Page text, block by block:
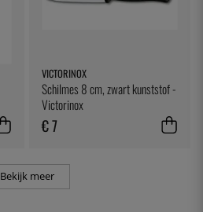
VICTORINOX
Schilmes 8 cm, zwart kunststof -
Victorinox
€ 7
Bekijk meer